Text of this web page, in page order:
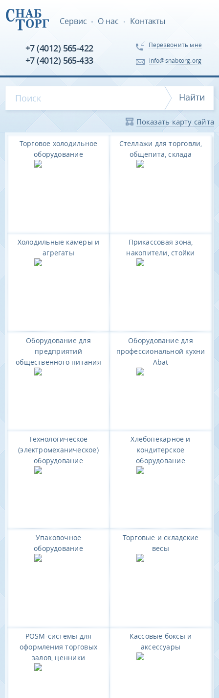
Сервис О нас Контакты
+7 (4012) 565-422
+7 (4012) 565-433
Перезвонить мне
info@snabtorg.org
Найти
Показать карту сайта
Торговое холодильное
оборудование
Стеллажи для торговли,
общепита, склада
Холодильные камеры и
агрегаты
Прикассовая зона,
накопители, стойки
Оборудование для
предприятий
общественного питания
Оборудование для
профессиональной кухни
Abat
Технологическое
(электромеханическое)
оборудование
Хлебопекарное и
кондитерское
оборудование
Упаковочное
оборудование
Торговые и складские
весы
POSM-системы для
оформления торговых
залов, ценники
Кассовые боксы и
аксессуары